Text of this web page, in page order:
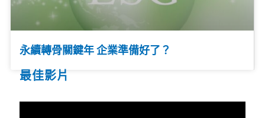
永續轉骨關鍵年 企業準備好了？
最佳影片